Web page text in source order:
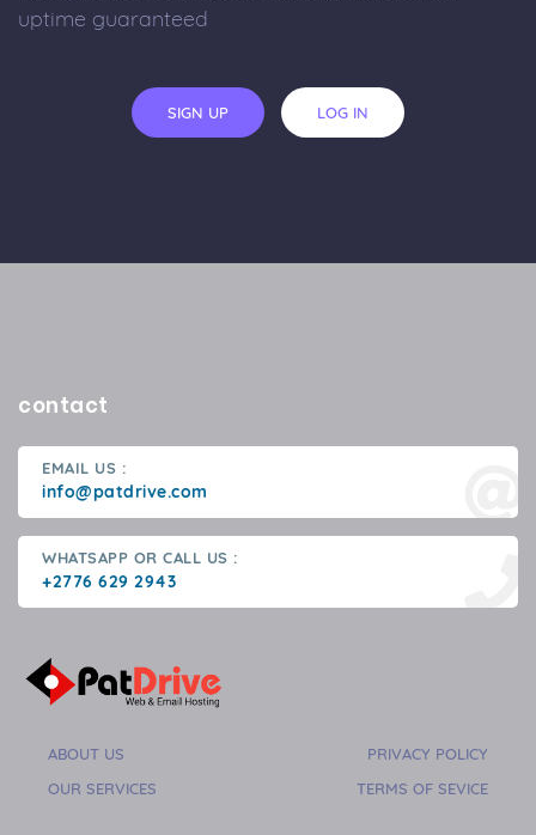
uptime guaranteed
SIGN UP LOG IN
contact
EMAIL US :
info@patdrive.com
WHATSAPP OR CALL US :
+2776 629 2943
ABOUT US
OUR SERVICES
PRIVACY POLICY
TERMS OF SEVICE